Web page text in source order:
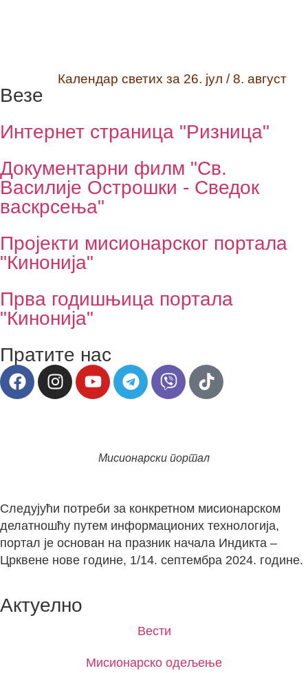
Календар светих за 26. јул / 8. август
Везе
Интернет страница "Ризница"
Документарни филм "Св.
Василије Острошки - Сведок
васкрсења"
Пројекти мисионарског портала
"Кинонија"
Прва годишњица портала
"Кинонија"
Пратите нас
Мисионарски портал
Следујући потреби за конкретном мисионарском
делатношћу путем информационих технологија,
портал је основан на празник начала Индикта –
Црквене нове године, 1/14. септембра 2024. године.
Актуелно
Вести
Мисионарско одељење